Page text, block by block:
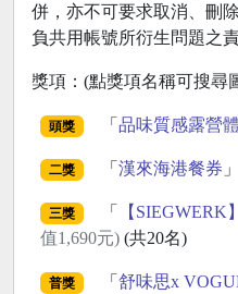
併，亦不可要求取消、刪
負共用帳號所衍生問題之責
獎項：(點獎項名稱可搜尋
頭獎 「 品味質感露營
二獎 「 漢來海港餐券 」
三獎 「 【SIEGWERK
值1,690元) (共20名)
普獎 「 舒味思x